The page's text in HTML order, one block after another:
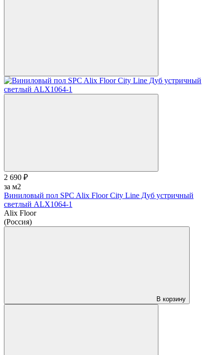
2 690 ₽
за м2
Виниловый пол SPC Alix Floor City Line Дуб устричный
светлый ALX1064-1
Alix Floor
(Россия)
В корзину